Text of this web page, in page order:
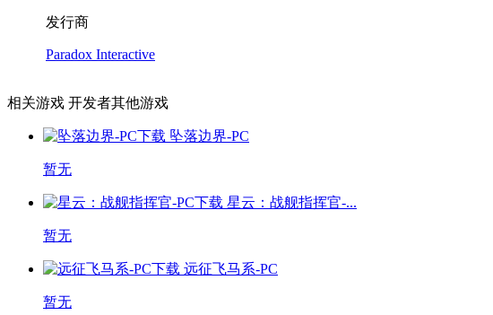
发行商
Paradox Interactive
相关游戏 开发者其他游戏
坠落边界-PC
暂无
星云：战舰指挥官-...
暂无
远征飞马系-PC
暂无